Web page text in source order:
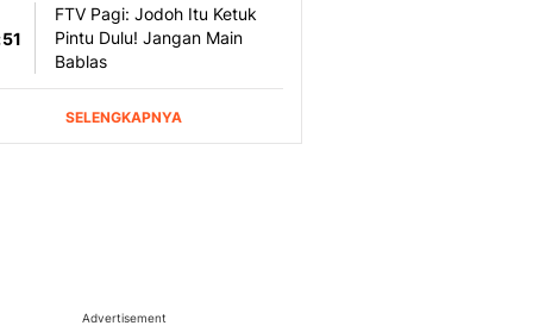
Advertisement